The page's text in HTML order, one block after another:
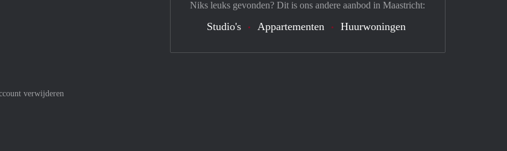
verwijderen
Mastercard
af met Meastro
Niks leuks gevonden? Dit is ons andere aanbod in Maastricht:
Studio's Appartementen Huurwoningen